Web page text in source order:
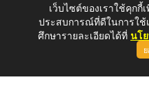
สอบถามข้อมูลโทรศัพ
E-mail :
เว็บไซต์ของเราใช้คุก
ประสบการณ์ที่ดีในการใ
ศึกษารายละเอียดได้ที่ นโ